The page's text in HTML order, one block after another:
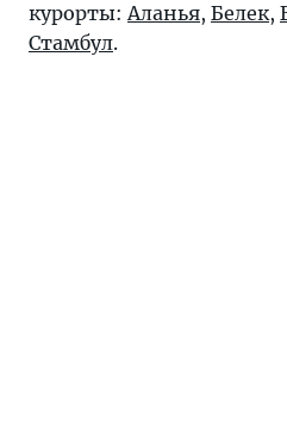
курорты:Аланья, Белек,
Стамбул.